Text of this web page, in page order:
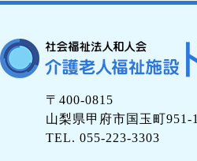
〒400-0815
山梨県甲府市国玉町951-1
TEL. 055-223-3303